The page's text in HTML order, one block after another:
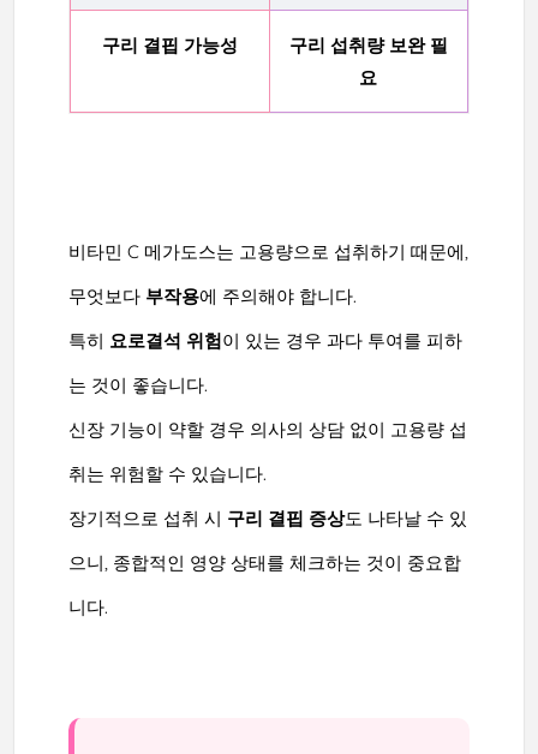
구리 결핍 가능성
구리 섭취량 보완 필
요
비타민 C 메가도스는 고용량으로 섭취하기 때문에,
무엇보다 부작용에 주의해야 합니다.
특히 요로결석 위험이 있는 경우 과다 투여를 피하
는 것이 좋습니다.
신장 기능이 약할 경우 의사의 상담 없이 고용량 섭
취는 위험할 수 있습니다.
장기적으로 섭취 시 구리 결핍 증상도 나타날 수 있
으니, 종합적인 영양 상태를 체크하는 것이 중요합
니다.